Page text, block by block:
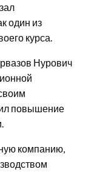
один из
курса.
Нурович
повышение
компанию,